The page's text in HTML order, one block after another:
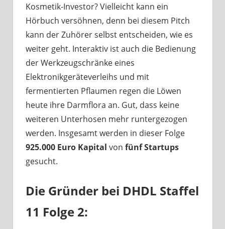
Kosmetik-Investor? Vielleicht kann ein
Hörbuch versöhnen, denn bei diesem Pitch
kann der Zuhörer selbst entscheiden, wie es
weiter geht. Interaktiv ist auch die Bedienung
der Werkzeugschränke eines
Elektronikgeräteverleihs und mit
fermentierten Pflaumen regen die Löwen
heute ihre Darmflora an. Gut, dass keine
weiteren Unterhosen mehr runtergezogen
werden. Insgesamt werden in dieser Folge
925.000 Euro Kapital von fünf Startups
gesucht.
Die Gründer bei DHDL Staffel
11 Folge 2: